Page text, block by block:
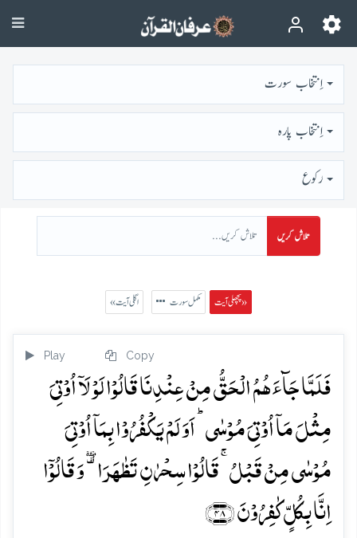
اِنتخاب سورت
اِنتخاب پارہ
رُكوع
تلاش کریں
پچھلی آیت » مکمل سورت « اگلی آیت
Play Copy
فَلَمَّا جَآءَہُمُ الۡحَقُّ مِنۡ عِنۡدِنَا قَالُوۡا لَوۡ لَاۤ اُوۡتِیَ
مِثۡلَ مَاۤ اُوۡتِیَ مُوۡسٰی ؕ اَوَ لَمۡ یَکۡفُرُوۡا بِمَاۤ اُوۡتِیَ
مُوۡسٰی مِنۡ قَبۡلُ ۚ قَالُوۡا سِحۡرٰنِ تَظٰہَرَا ۟ٝ وَ قَالُوۡۤا
اِنَّا بِکُلٍّ کٰفِرُوۡنَ ﴿۴۸﴾